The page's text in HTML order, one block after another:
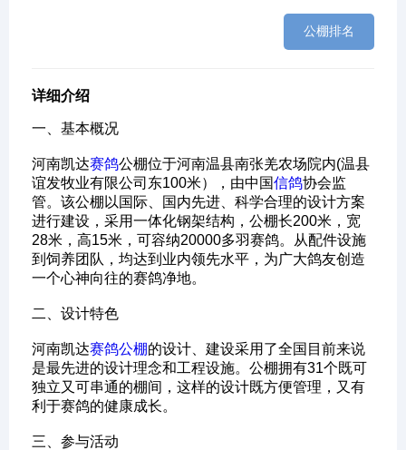
公棚排名
详细介绍
一、基本概况‌
河南凯达赛鸽公棚位于河南温县南张羌农场院内(温县
谊发牧业有限公司东100米），由中国信鸽协会监
管。该公棚以国际、国内先进、科学合理的设计方案
进行建设，采用一体化钢架结构，公棚长200米，宽
28米，高15米，可容纳20000多羽赛鸽。从配件设施
到饲养团队，均达到业内领先水平，为广大鸽友创造
一个心神向往的赛鸽净地。
‌二、设计特色‌
河南凯达赛鸽公棚的设计、建设采用了全国目前来说
是最先进的设计理念和工程设施。公棚拥有31个既可
独立又可串通的棚间，这样的设计既方便管理，又有
利于赛鸽的健康成长。
‌三、参与活动‌